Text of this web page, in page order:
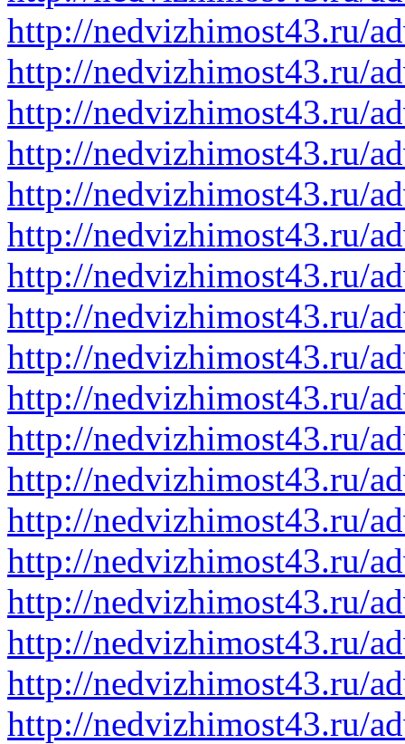
http://nedvizhimost43.ru/
http://nedvizhimost43.ru/
http://nedvizhimost43.ru/
http://nedvizhimost43.ru/
http://nedvizhimost43.ru/
http://nedvizhimost43.ru/
http://nedvizhimost43.ru/
http://nedvizhimost43.ru/
http://nedvizhimost43.ru/
http://nedvizhimost43.ru/
http://nedvizhimost43.ru/
http://nedvizhimost43.ru/
http://nedvizhimost43.ru/
http://nedvizhimost43.ru/
http://nedvizhimost43.ru/
http://nedvizhimost43.ru/
http://nedvizhimost43.ru/
http://nedvizhimost43.ru/